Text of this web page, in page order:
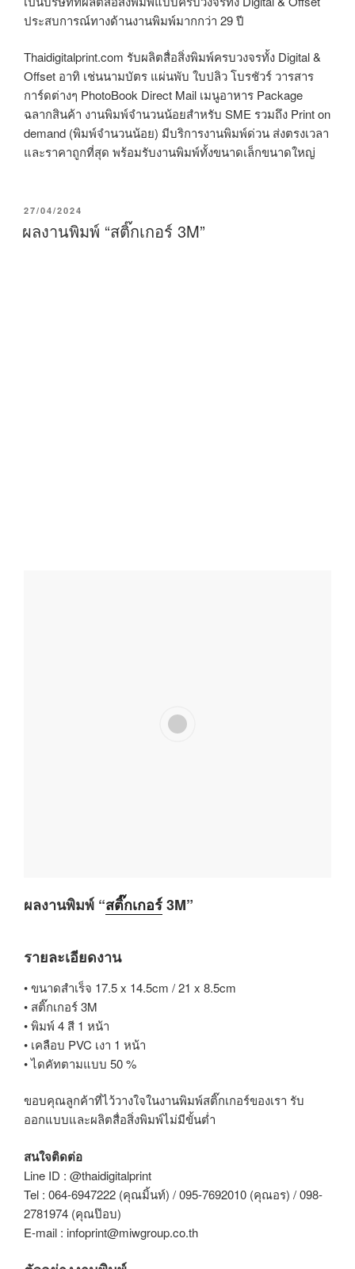
ประสบการณ์ทางด้านงานพิมพ์มากกว่า 29 ปี
Thaidigitalprint.com รับผลิตสื่อสิ่งพิมพ์ครบวงจรทั้ง Digital &
Offset อาทิ เช่นนามบัตร แผ่นพับ ใบปลิว โบรชัวร์ วารสาร
การ์ดต่างๆ PhotoBook Direct Mail เมนูอาหาร Package
ฉลากสินค้า งานพิมพ์จำนวนน้อยสำหรับ SME รวมถึง Print on
demand (พิมพ์จำนวนน้อย) มีบริการงานพิมพ์ด่วน ส่งตรงเวลา
และราคาถูกที่สุด พร้อมรับงานพิมพ์ทั้งขนาดเล็กขนาดใหญ่
P
S
27/04/2024
ผลงานพิมพ์ “สติ๊กเกอร์ 3M”
ผลงานพิมพ์ “สติ๊กเกอร์3M”
รายละเอียดงาน
• ขนาดสำเร็จ 17.5 x 14.5cm / 21 x 8.5cm
• สติ๊กเกอร์ 3M
• พิมพ์ 4 สี 1 หน้า
• เคลือบ PVC เงา 1 หน้า
• ไดคัทตามแบบ 50 %
ขอบคุณลูกค้าที่ไว้วางใจในงานพิมพ์สติ๊กเกอร์ของเรา รับ
ออกแบบและผลิตสื่อสิ่งพิมพ์ไม่มีขั้นต่ำ
สนใจติดต่อ
Line ID : @thaidigitalprint
Tel : 064-6947222 (คุณมิ้นท์) / 095-7692010 (คุณอร) / 098-
2781974 (คุณป๊อบ)
E-mail : infoprint@miwgroup.co.th